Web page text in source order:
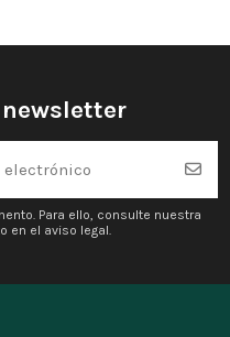
Para ello, consulte nuestra
en el aviso legal.